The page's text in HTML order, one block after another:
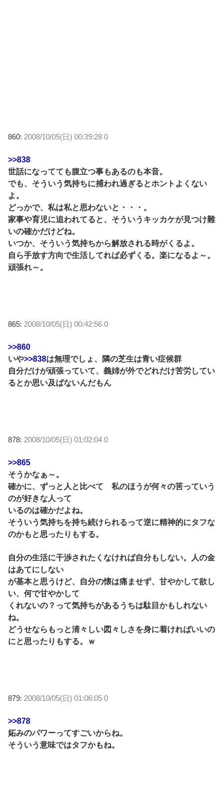
860: 2008/10/05(日) 00:39:28 0
>>838
世話になってても腹立つ事もあるのも本音。
でも、そういう気持ちに捕われ過ぎるとホントよくない
よ。
どっかで、私は私と思わないと・・・。
家事や育児に追われてると、そういうキッカケが見つけ難
いの確かだけどね。
いつか、そういう気持ちから解放される時がくるよ。
自ら手放す方向で生活してれば必ずくる。楽になるよ～。
頑張れ～。
865: 2008/10/05(日) 00:42:56 0
>>860
いや>>838は無理でしょ、隣の芝生は青い症候群
自分だけが頑張っていて、義姉が外でどれだけ苦労してい
るとか思い及ばないんだもん
878: 2008/10/05(日) 01:02:04 0
>>865
そうかなぁ～。
確かに、ずっと人と比べて 私のほうが何々の筈っていう
のが好きな人って
いるのは確かだよね。
そういう気持ちを持ち続けられるって逆に精神的にタフな
のかもと思ったりもする。
自分の生活に干渉されたくなければ自分もしない。人の金
はあてにしない
が基本と思うけど、自分の懐は痛ませず、甘やかして欲し
い、何で甘やかして
くれないの？って気持ちがあるうちは駄目かもしれない
ね。
どうせならもっと清々しい図々しさを身に着ければいいの
にと思ったりもする。ｗ
879: 2008/10/05(日) 01:06:05 0
>>878
妬みのパワーってすごいからね。
そういう意味ではタフかもね。